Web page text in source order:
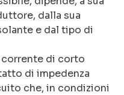
dalla sua
e dal tipo di
di corto
di impedenza
che, in condizioni